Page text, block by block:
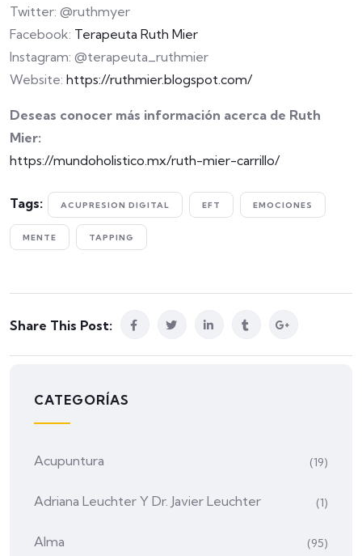
Twitter: @ruthmyer
Facebook: Terapeuta Ruth Mier
Instagram: @terapeuta_ruthmier
Website: https://ruthmier.blogspot.com/
Deseas conocer más información acerca de Ruth
Mier:
https://mundoholistico.mx/ruth-mier-carrillo/
Tags: ACUPRESION DIGITAL EFT EMOCIONES
MENTE TAPPING
Share This Post:
CATEGORÍAS
Acupuntura (19)
Adriana Leuchter Y Dr. Javier Leuchter (1)
Alma (95)